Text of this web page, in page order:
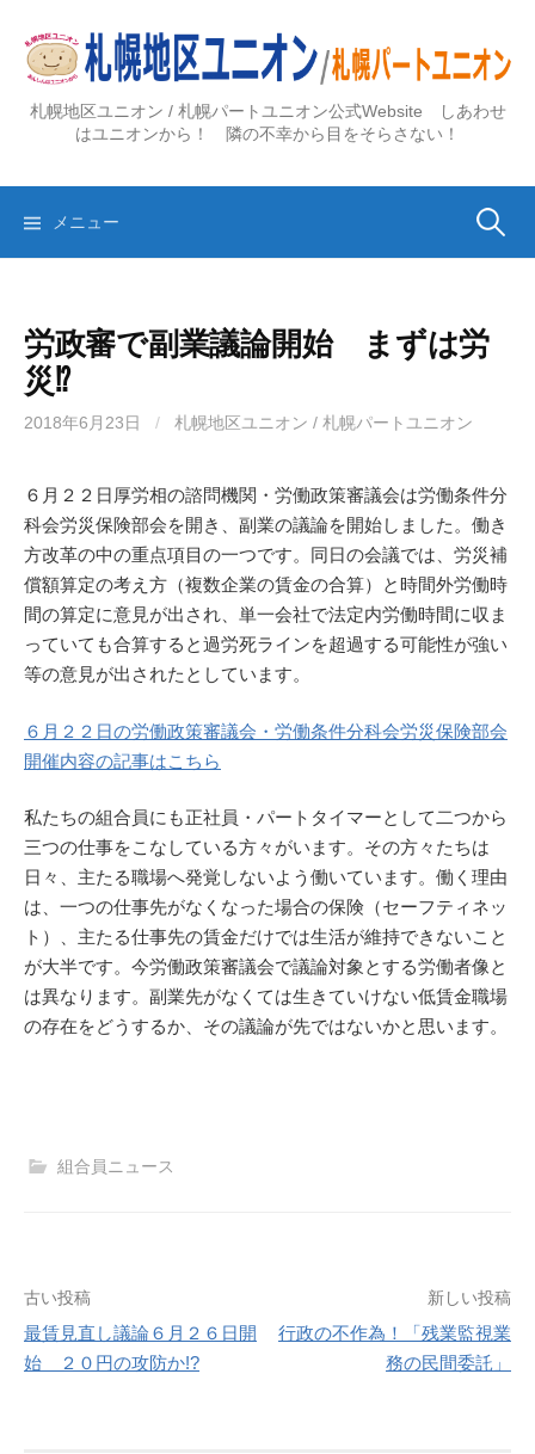
ス
札幌地区ユニオン / 札幌パートユニオン公式Website しあわせ
はユニオンから！ 隣の不幸から目をそらさない！
メニュー 検
労政審で副業議論開始 まずは労
災⁉
2018年6月23日 / 札幌地区ユニオン / 札幌パートユニオン
６月２２日厚労相の諮問機関・労働政策審議会は労働条件分
科会労災保険部会を開き、副業の議論を開始しました。働き
方改革の中の重点項目の一つです。同日の会議では、労災補
償額算定の考え方（複数企業の賃金の合算）と時間外労働時
間の算定に意見が出され、単一会社で法定内労働時間に収ま
っていても合算すると過労死ラインを超過する可能性が強い
等の意見が出されたとしています。
６月２２日の労働政策審議会・労働条件分科会労災保険部会
開催内容の記事はこちら
私たちの組合員にも正社員・パートタイマーとして二つから
三つの仕事をこなしている方々がいます。その方々たちは
日々、主たる職場へ発覚しないよう働いています。働く理由
は、一つの仕事先がなくなった場合の保険（セーフティネッ
ト）、主たる仕事先の賃金だけでは生活が維持できないこと
が大半です。今労働政策審議会で議論対象とする労働者像と
は異なります。副業先がなくては生きていけない低賃金職場
の存在をどうするか、その議論が先ではないかと思います。
組合員ニュース
投
稿
古い投稿
最賃見直し議論６月２６日開
始 ２０円の攻防か!?
新しい投稿
行政の不作為！「残業監視業
務の民間委託」